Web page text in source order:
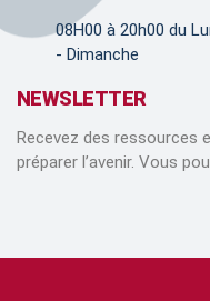
08H00 à 20h00 du
- Dimanche
NEWSLETTER
Recevez des ressources
préparer l’avenir. Vous